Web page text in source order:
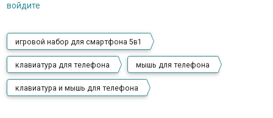
войдите
игровой набор для смартфона 5в1
клавиатура для телефона мышь для телефона
клавиатура и мышь для телефона